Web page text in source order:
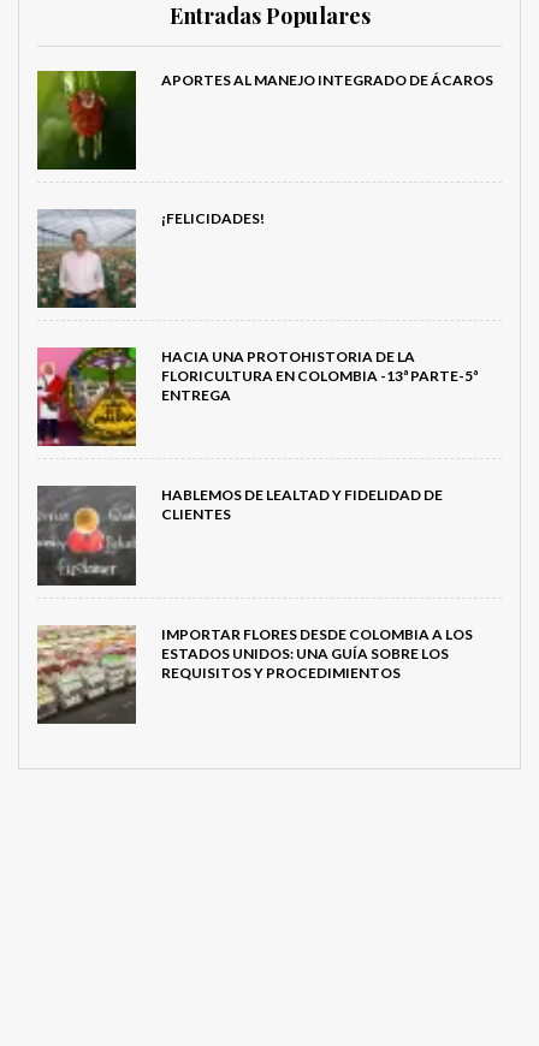
Entradas Populares
APORTES AL MANEJO INTEGRADO DE ÁCAROS
¡FELICIDADES!
HACIA UNA PROTOHISTORIA DE LA
FLORICULTURA EN COLOMBIA -13ª PARTE-5ª
ENTREGA
HABLEMOS DE LEALTAD Y FIDELIDAD DE
CLIENTES
IMPORTAR FLORES DESDE COLOMBIA A LOS
ESTADOS UNIDOS: UNA GUÍA SOBRE LOS
REQUISITOS Y PROCEDIMIENTOS